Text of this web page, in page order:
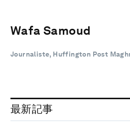
Wafa Samoud
Journaliste, Huffington Post
最新記事